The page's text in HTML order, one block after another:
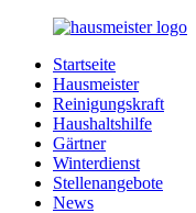
Zurück
Inhalt
Hausmeister.de
Alles
rund
Ihren
Haushalt
Startseite
Hausmeister
Reinigungskraft
Haushaltshilfe
Gärtner
Winterdienst
Stellenangebote
News